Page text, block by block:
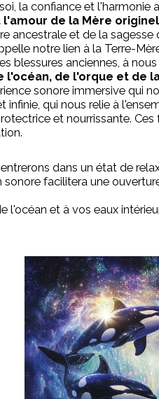
la confiance et l'harmonie
de la Mère
ancestrale et de la
notre lien à la Terre-
blessures anciennes, à
de l'orque et de
sonore immersive qui
infinie, qui nous relie à
et nourrissante.
dans un état de
facilitera une
l'océan et à vos eaux